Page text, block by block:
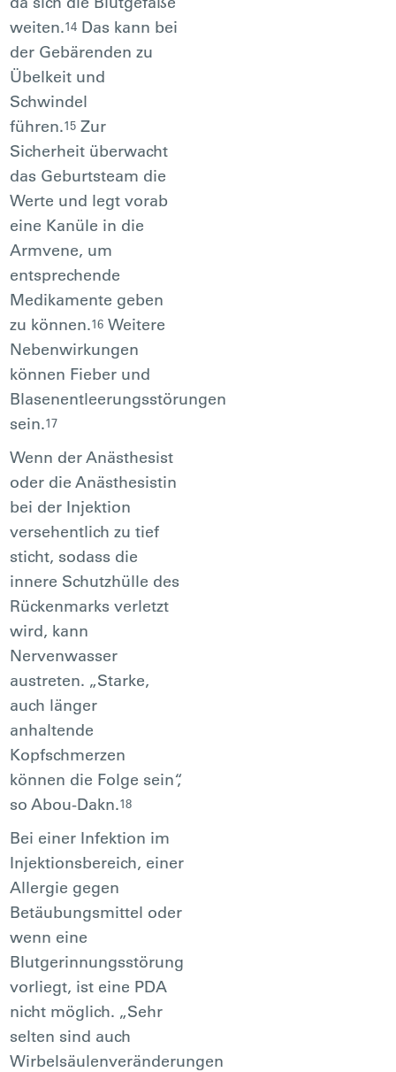
weiten.14 Das kann bei
der Gebärenden zu
Übelkeit und
Schwindel
führen.15 Zur
Sicherheit überwacht
das Geburtsteam die
Werte und legt vorab
eine Kanüle in die
Armvene, um
entsprechende
Medikamente geben
zu können.16 Weitere
Nebenwirkungen
können Fieber und
Blasenentleerungsstörungen
sein.17
Wenn der Anästhesist
oder die Anästhesistin
bei der Injektion
versehentlich zu tief
sticht, sodass die
innere Schutzhülle des
Rückenmarks verletzt
wird, kann
Nervenwasser
austreten. „Starke,
auch länger
anhaltende
Kopfschmerzen
können die Folge sein“,
so Abou-Dakn.18
Bei einer Infektion im
Injektionsbereich, einer
Allergie gegen
Betäubungsmittel oder
wenn eine
Blutgerinnungsstörung
vorliegt, ist eine PDA
nicht möglich. „Sehr
selten sind auch
Wirbelsäulenveränderungen